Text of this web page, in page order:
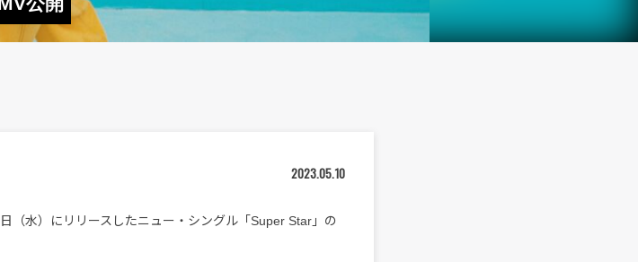
2023.05.10
（水）にリリースしたニュー・シングル「Super Star」の